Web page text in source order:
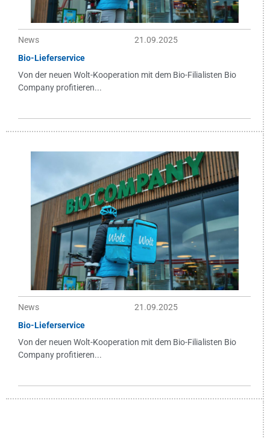
News
21.09.2025
Bio-Lieferservice
Von der neuen Wolt-Kooperation mit dem Bio-Filialisten Bio
Company profitieren...
News
21.09.2025
Bio-Lieferservice
Von der neuen Wolt-Kooperation mit dem Bio-Filialisten Bio
Company profitieren...